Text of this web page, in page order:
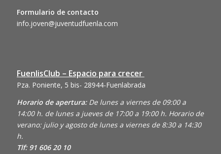
Formulario de contacto
info.joven@juventudfuenla.com
FuenlisClub – Espacio para crecer
Pza. Poniente, 5 bis- 28944-Fuenlabrada
Horario de apertura:De lunes a viernes de 09:00 a
14:00 h. de lunes a jueves de 17:00 a 19:00 h. Horario de
verano: julio y agosto de lunes a viernes de 8:30 a 14:30
h.
Tlf: 91 606 20 10